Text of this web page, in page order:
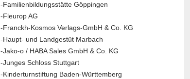
-Familienbildungsstätte Göppingen
-Fleurop AG
-Franckh-Kosmos Verlags-GmbH & Co. KG
-Haupt- und Landgestüt Marbach
-Jako-o / HABA Sales GmbH & Co. KG
-Junges Schloss Stuttgart
-Kinderturnstiftung Baden-Württemberg